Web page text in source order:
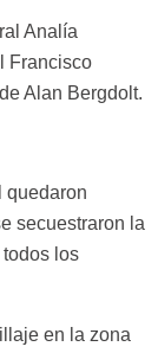
Analía
Francisco
Alan Bergdolt.
quedaron
secuestraron la
los
en la zona